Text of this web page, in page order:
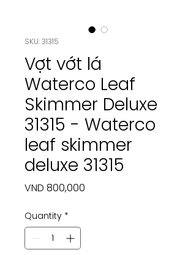
SKU: 31315
Vợt vớt lá
Waterco Leaf
Skimmer Deluxe
31315 - Waterco
leaf skimmer
deluxe 31315
VND 800,000
Quantity *